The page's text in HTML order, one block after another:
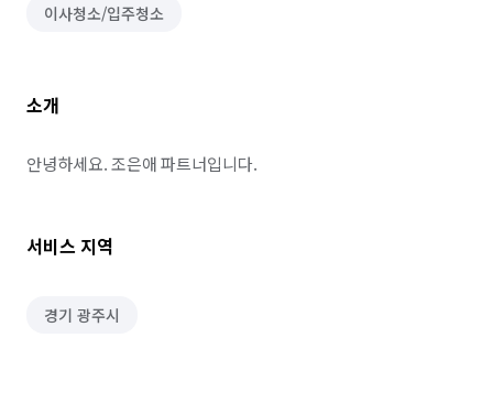
이사청소/입주청소
소개
안녕하세요. 조은애 파트너입니다.
서비스 지역
경기 광주시